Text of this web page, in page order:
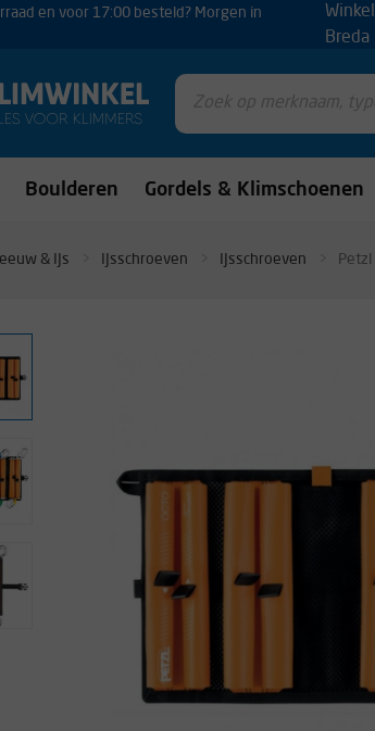
en voor 17:00 besteld? Morgen in
Breda
Boulderen Gordels & Klimschoenen
& IJs IJsschroeven IJsschroeven Petzl